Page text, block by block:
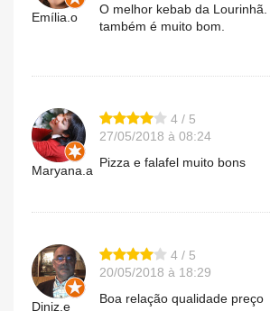
Emília.o
O melhor kebab da
também é muito bom.
Maryana.a
4 / 5
27/05/2018 à 08:24
Pizza e falafel muito bons
Diniz.e
4 / 5
20/05/2018 à 18:29
Boa relação qualidade preço